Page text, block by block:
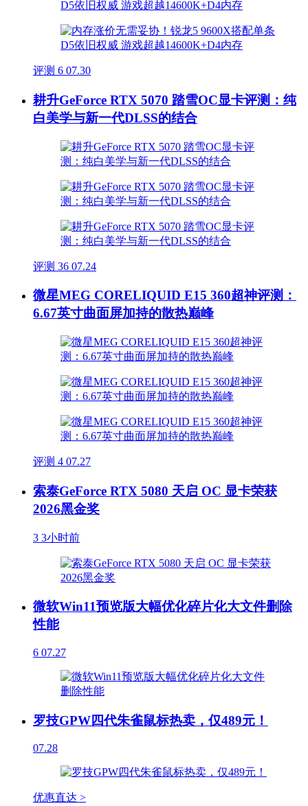
评测 6 07.30
耕升GeForce RTX 5070 踏雪OC显卡评测：纯
白美学与新一代DLSS的结合
评测 36 07.24
微星MEG CORELIQUID E15 360超神评测：
6.67英寸曲面屏加持的散热巅峰
评测 4 07.27
索泰GeForce RTX 5080 天启 OC 显卡荣获
2026黑金奖
3 3小时前
微软Win11预览版大幅优化碎片化大文件删除
性能
6 07.27
罗技GPW四代朱雀鼠标热卖，仅489元！
07.28
优惠直达 >